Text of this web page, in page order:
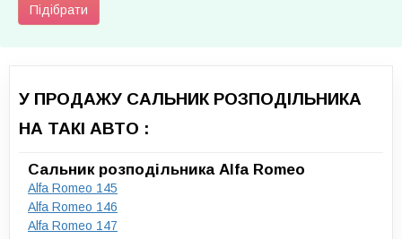
Підібрати
У ПРОДАЖУ САЛЬНИК РОЗПОДІЛЬНИКА
НА ТАКІ АВТО :
Сальник розподільника Alfa Romeo
Alfa Romeo 145
Alfa Romeo 146
Alfa Romeo 147